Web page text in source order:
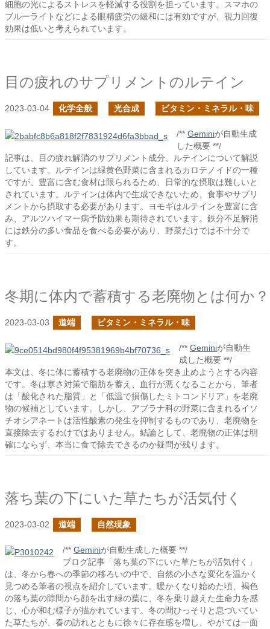
細胞の光によるストレスを軽減する役割を担っています。スマホの
ブルーライトなどによる眼精疲労の緩和には有効ですが、視力回復
効果は低いと考えられています。
目の疲れのサプリメントのルテイン
2023-03-04 化学全般 光合成 ビタミン・ミネラル・味
/** Geminiが自動生成
した概要 **/
記事は、目の疲れ解消のサプリメント成分、ルテインについて解説
しています。ルテインは緑黄色野菜に含まれるカロテノイドの一種
ですが、豊富に含む食材は限られるため、日常的な摂取は難しいと
されています。ルテインは体内で生成できないため、食事やサプリ
メントから摂取する必要があります。ヨモギはルテインを豊富に含
み、アルツハイマー病予防効果も期待されています。鉄分不足解消
には鉄分の多い食品を食べる必要があり、野菜だけでは不十分で
す。
冬期に体内で蓄積する老廃物とは何か？
2023-03-03 道端 ビタミン・ミネラル・味
/** Geminiが自動生
成した概要 **/
本文は、冬に体に蓄積する老廃物の正体を突き止めようとする内容
です。冬は寒さ対策で脂肪を蓄え、血行が悪くなることから、筆者
は「酸化された脂質」と「低温で損傷したミトコンドリア」を老廃
物の候補としています。しかし、アブラナ科の野菜に含まれるイソ
チオシアネートは活性酸素の発生を抑制するものであり、老廃物を
直接除去するわけではありません。結論として、老廃物の正体は明
確にならず、本当に食で除去できるのか疑問が残ります。
落ち葉の下にいた草たちが活気付く
2023-03-02 道端 自然現象
/** Geminiが自動生成した概要 **/
ブログ記事「落ち葉の下にいた草たちが活気付く」
は、冬から春への季節の移ろいの中で、自然の小さな変化を温かく
見つめる筆者の視点を紹介しています。暖かくなり始めた頃、褐色
の落ち葉の隙間から顔を出す緑の葉に、冬を乗り越えた生命力を感
じ、心が和む様子が描かれています。冬の間ひっそりと息づいてい
た草たちが、春の訪れとともに徐々に存在感を増し、やがては一面